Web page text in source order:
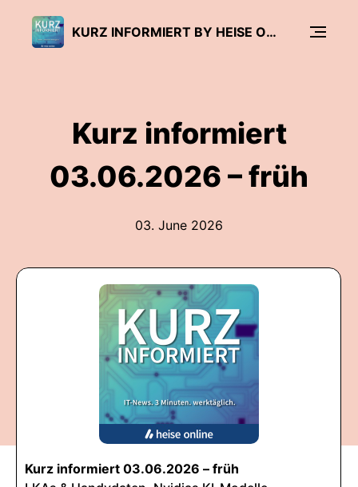
KURZ INFORMIERT BY HEISE ONLINE
Kurz informiert
03.06.2026 – früh
03. June 2026